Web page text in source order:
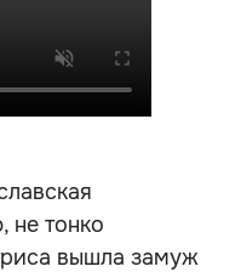
не тонко
вышла замуж